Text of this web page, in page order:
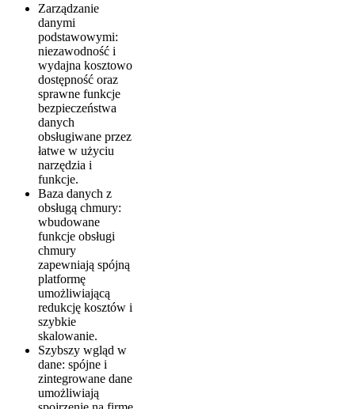
Zarządzanie
danymi
podstawowymi:
niezawodność i
wydajna kosztowo
dostępność oraz
sprawne funkcje
bezpieczeństwa
danych
obsługiwane przez
łatwe w użyciu
narzędzia i
funkcje.
Baza danych z
obsługą chmury:
wbudowane
funkcje obsługi
chmury
zapewniają spójną
platformę
umożliwiającą
redukcję kosztów i
szybkie
skalowanie.
Szybszy wgląd w
dane: spójne i
zintegrowane dane
umożliwiają